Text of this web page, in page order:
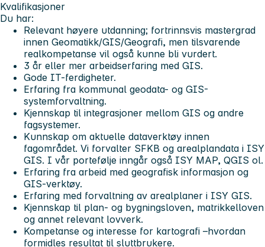
Kvalifikasjoner
Du har:
Relevant høyere utdanning; fortrinnsvis mastergrad
innen Geomatikk/GIS/Geografi, men tilsvarende
realkompetanse vil også kunne bli vurdert.
3 år eller mer arbeidserfaring med GIS.
Gode IT-ferdigheter.
Erfaring fra kommunal geodata- og GIS-
systemforvaltning.
Kjennskap til integrasjoner mellom GIS og andre
fagsystemer.
Kunnskap om aktuelle dataverktøy innen
fagområdet. Vi forvalter SFKB og arealplandata i ISY
GIS. I vår portefølje inngår også ISY MAP, QGIS ol.
Erfaring fra arbeid med geografisk informasjon og
GIS-verktøy.
Erfaring med forvaltning av arealplaner i ISY GIS.
Kjennskap til plan- og bygningsloven, matrikkelloven
og annet relevant lovverk.
Kompetanse og interesse for kartografi –hvordan
formidles resultat til sluttbrukere.